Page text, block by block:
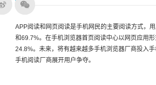
APP阅读和网页阅读是手机网民的主要阅读方式，
和69.7%。在手机浏览器首页阅读中心以网页应用
24.8%。未来，将有越来越多手机浏览器厂商投入
手机阅读厂商展开用户争夺。